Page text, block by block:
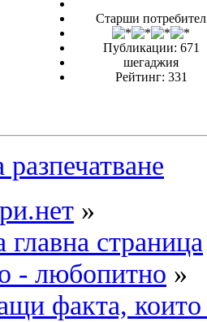
Старши потребител
Публикации: 671
шегаджия
Рейтинг: 331
»
главна страница
- любопитно »
факта, които